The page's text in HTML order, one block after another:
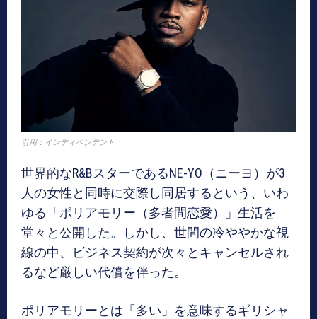
引用：インディペンデント
世界的なR&BスターであるNE-YO（ニーヨ）が3
人の女性と同時に交際し同居するという、いわ
ゆる「ポリアモリー（多者間恋愛）」生活を
堂々と公開した。しかし、世間の冷ややかな視
線の中、ビジネス契約が次々とキャンセルされ
るなど厳しい代償を伴った。
ポリアモリーとは「多い」を意味するギリシャ